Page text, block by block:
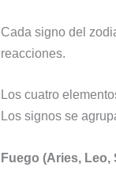
Cada signo del
reacciones.
Los cuatro
Los signos se
Fuego (Aries, Leo,